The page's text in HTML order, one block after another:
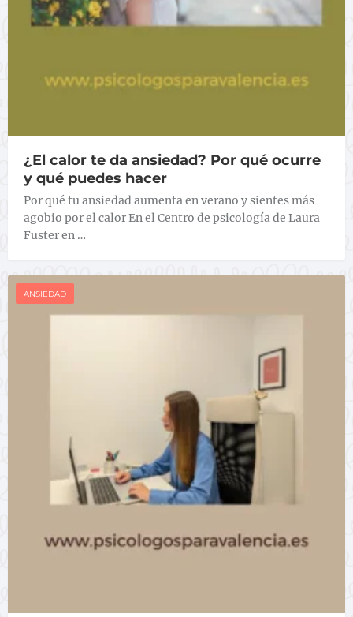
¿El calor te da ansiedad? Por qué ocurre
y qué puedes hacer
Por qué tu ansiedad aumenta en verano y sientes más
agobio por el calor En el Centro de psicología de Laura
Fuster en …
ANSIEDAD